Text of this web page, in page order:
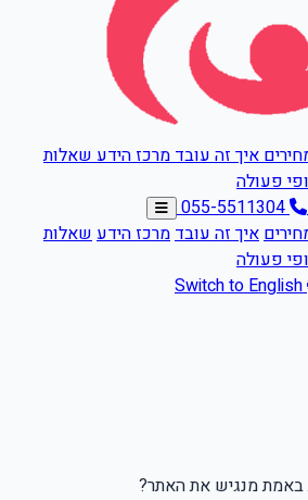
איך זה עובדמרכז הידעשאלות
פעולה
055-5511304
איך זה עובדמרכז הידעשאלות
פעולה
Switch to English
באמת מנגיש את האתר?